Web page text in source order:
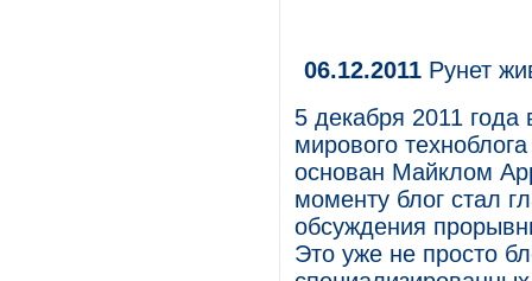
06.12.2011 Рунет
5 декабря 2011
мирового
основан Майклом
моменту блог стал
обсуждения
Это уже не просто